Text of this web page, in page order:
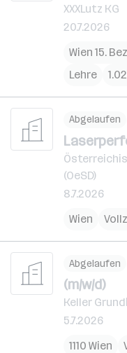
XXXLutz KG
20.7.2026
Wien 15.
Lehre
Abgelaufen
(OeSD)
8.7.2026
Wien
Abgelaufen
(m/w/d)
Keller
5.7.2026
1110 Wien